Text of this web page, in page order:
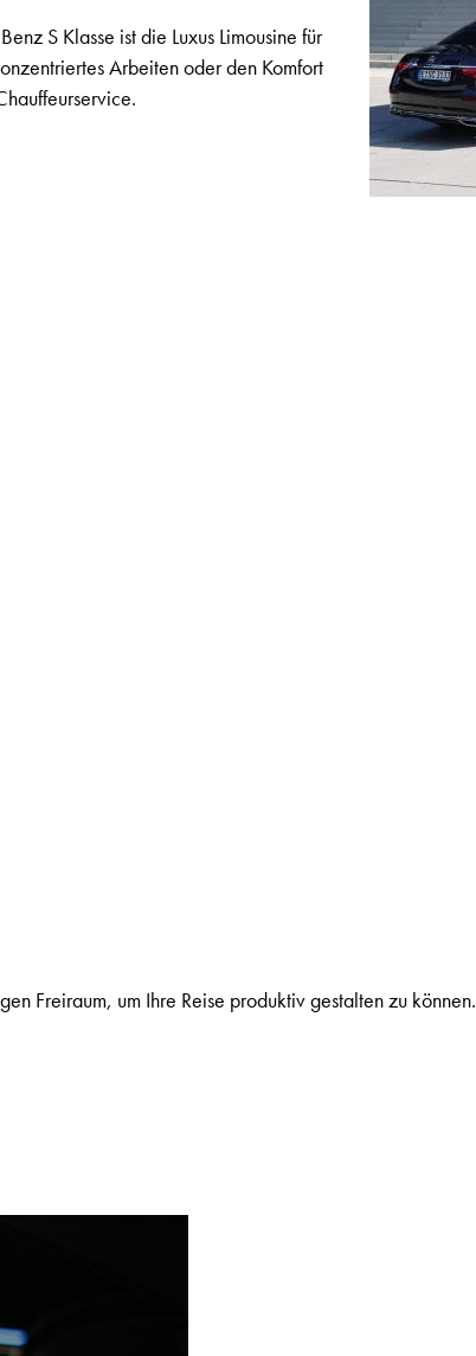
S Klasse ist die Luxus Limousine für
Arbeiten oder den Komfort
Freiraum, um Ihre Reise produktiv gestalten zu können.